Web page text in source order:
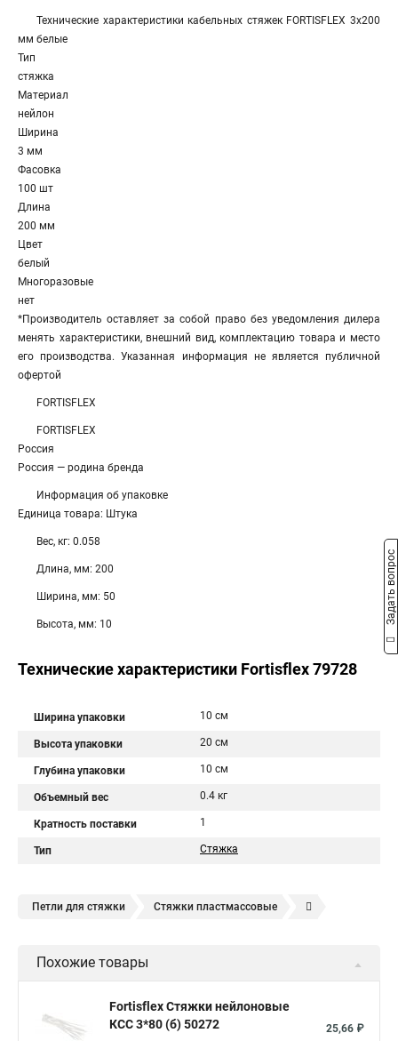
Технические характеристики кабельных стяжек FORTISFLEX 3х200
мм белые
Тип
стяжка
Материал
нейлон
Ширина
3 мм
Фасовка
100 шт
Длина
200 мм
Цвет
белый
Многоразовые
нет
*Производитель оставляет за собой право без уведомления дилера
менять характеристики, внешний вид, комплектацию товара и место
его производства. Указанная информация не является публичной
офертой
FORTISFLEX
FORTISFLEX
Россия
Россия — родина бренда
Информация об упаковке
Единица товара: Штука
Вес, кг: 0.058
Длина, мм: 200
Ширина, мм: 50
Высота, мм: 10
Технические характеристики Fortisflex 79728
Ширина упаковки 10 см
Высота упаковки 20 см
Глубина упаковки 10 см
Объемный вес 0.4 кг
Кратность поставки 1
Тип Стяжка
Петли для стяжки Стяжки пластмассовые
Стяжки зажим Хомут стяжка нейлоновая купить в
Стяжка alt Хомуты стяжки труб Стяжки магазин
Похожие товары
Fortisflex Стяжки нейлоновые
КСС 3*80 (б) 50272
25,66 ₽
Задать вопрос